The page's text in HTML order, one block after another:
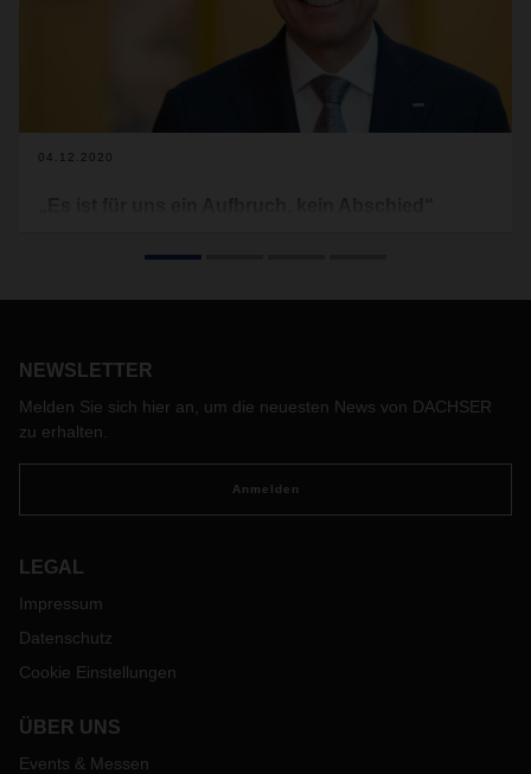
04.12.2020
Bernhard Simon über die Veränderungen an der
NEWSLETTER
Melden Sie sich hier an, um die neuesten News von DACHSER
zu erhalten.
Anmelden
LEGAL
Impressum
Datenschutz
Cookie Einstellungen
ÜBER UNS
Events & Messen